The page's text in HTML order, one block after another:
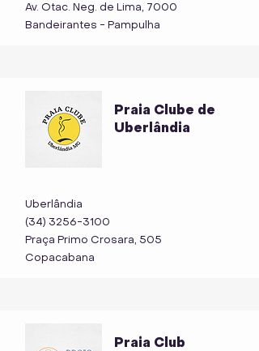
Av. Otac. Neg. de Lima, 7000
Bandeirantes - Pampulha
Praia Clube de
Uberlândia
Uberlândia
(34) 3256-3100
Praça Primo Crosara, 505
Copacabana
Praia Club